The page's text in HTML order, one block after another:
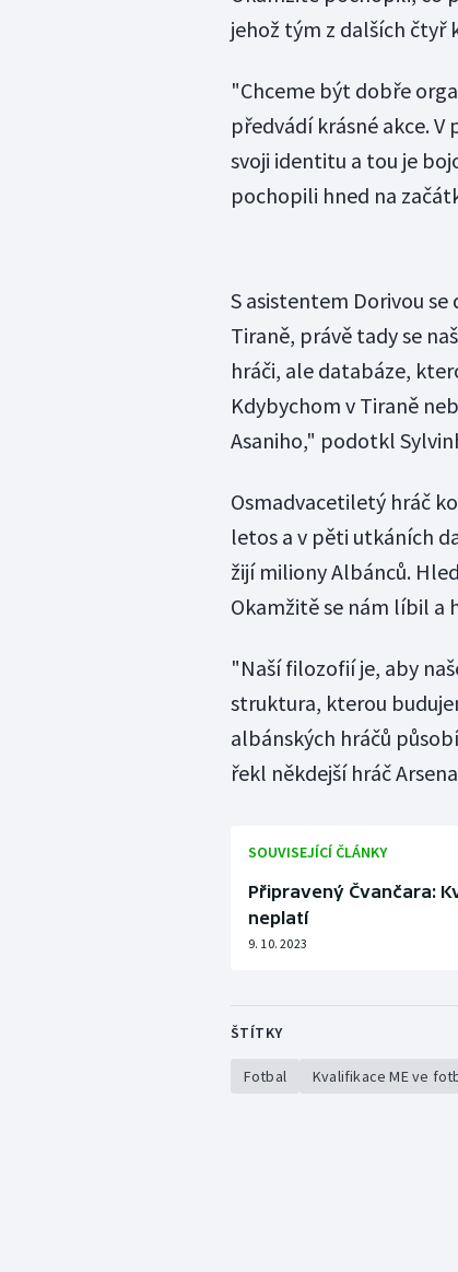
jehož tým z dalších čtyř
"Chceme být dobře
předvádí krásné akce.
svoji identitu a tou je
pochopili hned na
S asistentem Dorivou
Tiraně, právě tady se
hráči, ale databáze,
Kdybychom v Tiraně
Asaniho," podotkl
Osmadvacetiletý hráč
letos a v pěti utkáních
žijí miliony Albánců.
Okamžitě se nám líbil a
"Naší filozofií je, aby
struktura, kterou
albánských hráčů
řekl někdejší hráč
SOUVISEJÍCÍ ČLÁNKY
Připravený Čvančara:
neplatí
9. 10. 2023
ŠTÍTKY
Fotbal Kvalifikace ME ve